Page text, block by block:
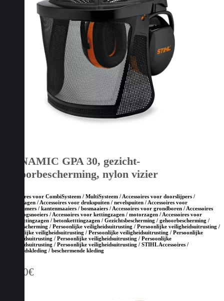
DYNAMIC GPA 30, gezicht-
gehoorbescherming, nylon vizier
Accessoires voor CombiSysteem / MultiSysteem / Accessoires voor doorslijpers /
bandenzagen / Accessoires voor drukspuiten / nevelspuiten / Accessoires voor
grastrimmers / kantenmaaiers / bosmaaiers / Accessoires voor grondboren / Accessoires
voor hoogsnoeiers / Accessoires voor kettingzagen / motorzagen / Accessoires voor
steenketttingzagen / betonketttingzagen / Gezichtsbescherming / gehoorbescherming /
hoofdbescherming / Persoonlijke veiligheidsuitrusting / Persoonlijke veiligheidsuitrusting /
Persoonlijke veiligheidsuitrusting / Persoonlijke veiligheidsuitrusting / Persoonlijke
veiligheidsuitrusting / Persoonlijke veiligheidsuitrusting / Persoonlijke
veiligheidsuitrusting / Persoonlijke veiligheidsuitrusting / STIHL Accessoires /
Veiligheidskleding / beschermende kleding
60,00€